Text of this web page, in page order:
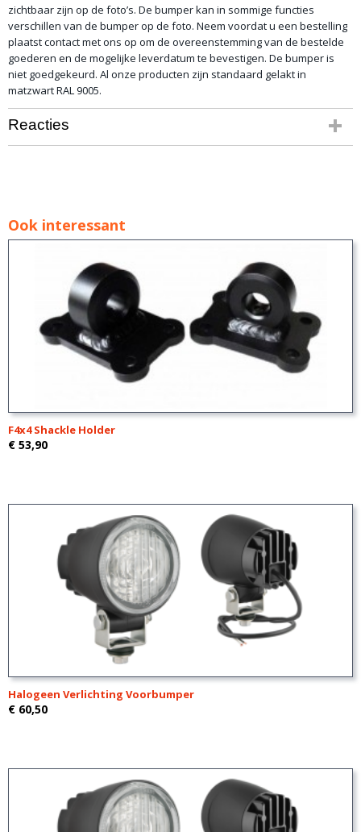
zichtbaar zijn op de foto’s. De bumper kan in sommige functies
verschillen van de bumper op de foto. Neem voordat u een bestelling
plaatst contact met ons op om de overeenstemming van de bestelde
goederen en de mogelijke leverdatum te bevestigen. De bumper is
niet goedgekeurd. Al onze producten zijn standaard gelakt in
matzwart RAL 9005.
Reacties
Ook interessant
F4x4 Shackle Holder
€ 53,90
Halogeen Verlichting Voorbumper
€ 60,50